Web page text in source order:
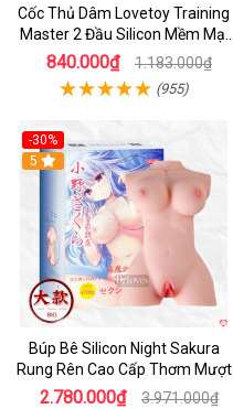
Cốc Thủ Dâm Lovetoy Training
Master 2 Đầu Silicon Mềm Mại
Tiện Lợi
840.000₫ 1.183.000₫
(955)
-30%
Hot
5
Búp Bê Silicon Night Sakura
Rung Rên Cao Cấp Thơm Mượt
2.780.000₫ 3.971.000₫